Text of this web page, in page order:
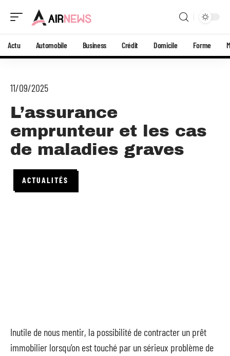
Actu Automobile Business Crédit Domicile Forme
11/09/2025
L’assurance
emprunteur et les cas
de maladies graves
ACTUALITÉS
Inutile de nous mentir, la possibilité de contracter un prêt
immobilier lorsqu’on est touché par un sérieux problème de